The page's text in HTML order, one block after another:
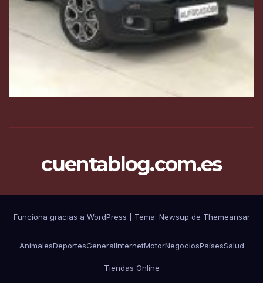
cuentablog.com.es
Funciona gracias a WordPress Tema: Newsup de Themeansar
AnimalesDeportesGeneralInternetMotorNegociosPaísesSalud
Tiendas Online